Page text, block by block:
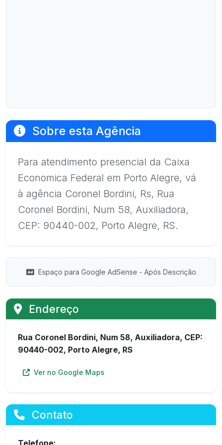
Sobre esta Agência
Para atendimento presencial da Caixa
Economica Federal em Porto Alegre, vá
à agência Coronel Bordini, Rs, Rua
Coronel Bordini, Num 58, Auxiliadora,
CEP: 90440-002, Porto Alegre, RS.
Espaço para Google AdSense - Após Descrição
Endereço
Rua Coronel Bordini, Num 58, Auxiliadora, CEP:
90440-002, Porto Alegre, RS
Ver no Google Maps
Contato
Telefone: